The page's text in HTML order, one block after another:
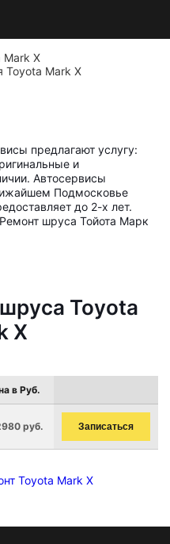
Mark X
Toyota Mark X
предлагают услугу:
и
Автосервисы
Подмосковье
до 2-х лет.
шруса Тойота Марк
Toyota
X
в Руб.
руб. Записаться
Toyota Mark X